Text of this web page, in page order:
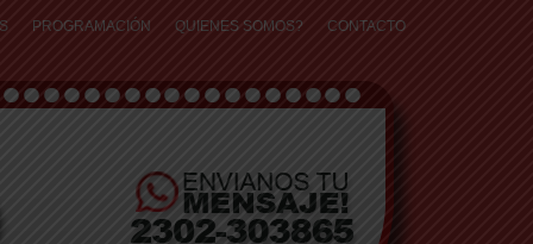
PROGRAMACIÓN QUIENES SOMOS? CONTACTO